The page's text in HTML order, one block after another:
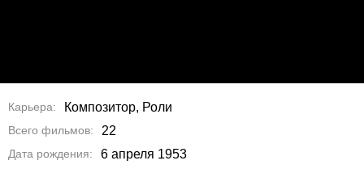
Карьера Композитор, Роли
Всего фильмов 22
Дата рождения 6 апреля 1953